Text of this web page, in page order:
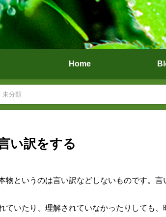
Home
未分類
い訳をする
物というのは言い訳などしないものです。言
ていたり、理解されていなかったりしても